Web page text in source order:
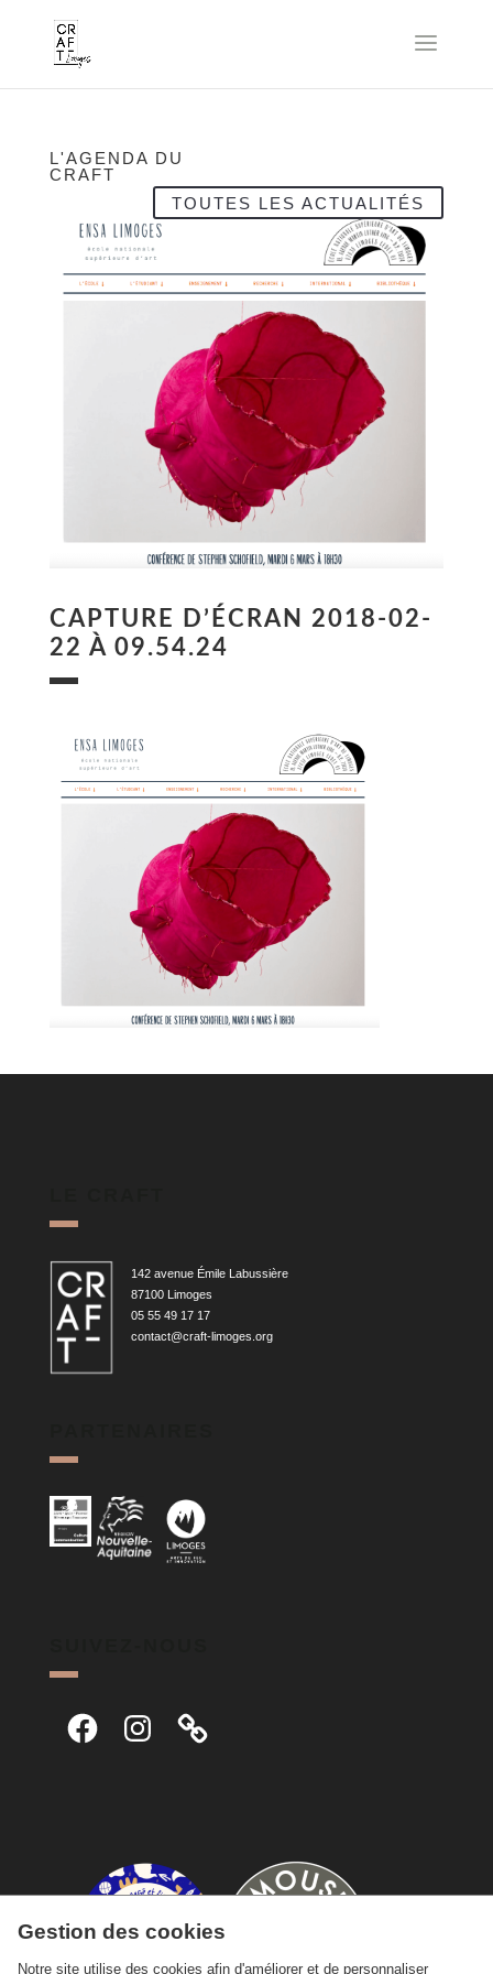
L'AGENDA DU
CRAFT
TOUTES LES ACTUALITÉS
CAPTURE D’ÉCRAN 2018-02-
22 À 09.54.24
142 avenue Émile Labussière
87100 Limoges
05 55 49 17 17
contact@craft-limoges.org
FacebookInstagram
Gestion des cookies
Notre site utilise des cookies afin d'améliorer et de personnaliser